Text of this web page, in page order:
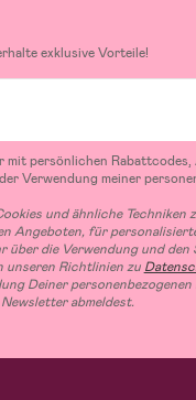
exklusive Vorteile!
mit persönlichen
Verwendung meiner
und ähnliche
Angeboten, für
über die Verwendung und
unseren Richtlinien zu
Deiner
abmeldest.